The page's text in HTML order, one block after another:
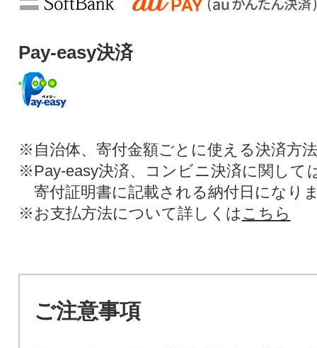
Pay-easy決済
※自治体、寄付金額ごとに使える決済方
※Pay-easy決済、コンビニ決済に関して
寄付証明書に記載される納付日になり
※お支払方法について詳しくは こちら
ご注意事項